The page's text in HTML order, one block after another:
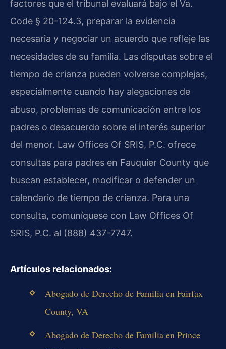
factores que el tribunal evaluará bajo el Va.
Code § 20-124.3, preparar la evidencia
necesaria y negociar un acuerdo que refleje las
necesidades de su familia. Las disputas sobre el
tiempo de crianza pueden volverse complejas,
especialmente cuando hay alegaciones de
abuso, problemas de comunicación entre los
padres o desacuerdo sobre el interés superior
del menor. Law Offices Of SRIS, P.C. ofrece
consultas para padres en Fauquier County que
buscan establecer, modificar o defender un
calendario de tiempo de crianza. Para una
consulta, comuníquese con Law Offices Of
SRIS, P.C. al (888) 437-7747.
Artículos relacionados:
Abogado de Derecho de Familia en Fairfax
County, VA
Abogado de Derecho de Familia en Prince